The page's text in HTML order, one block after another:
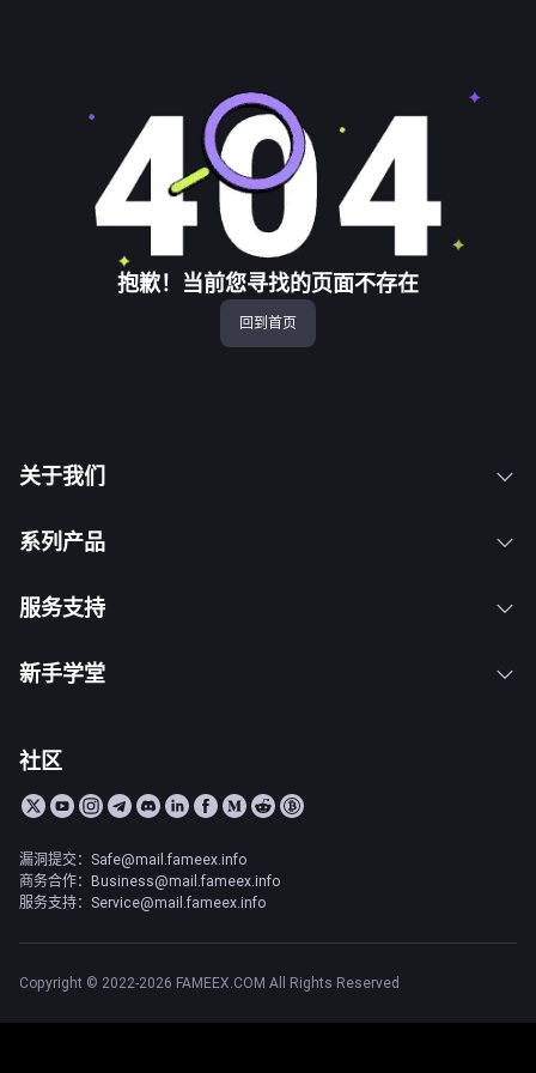
抱歉！当前您寻找的页面不存在
回到首页
关于我们
系列产品
服务支持
新手学堂
社区
漏洞提交：Safe@mail.fameex.info
商务合作：Business@mail.fameex.info
服务支持：Service@mail.fameex.info
Copyright © 2022-2026 FAMEEX.COM All Rights Reserved